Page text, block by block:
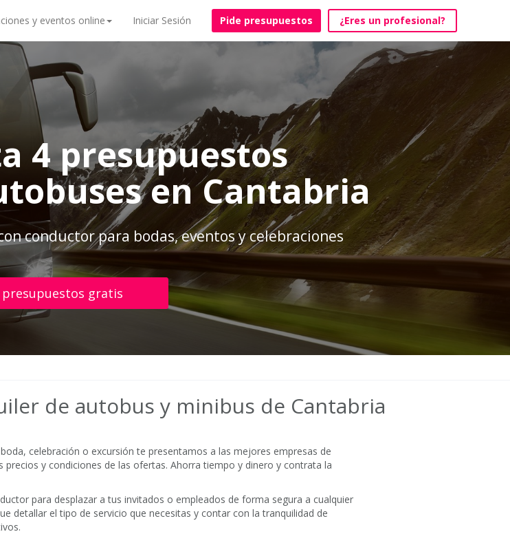
y eventos online Iniciar Sesión Pide presupuestos ¿Eres un profesional?
4 presupuestos
en Cantabria
conductor para bodas, eventos y celebraciones
presupuestos gratis
de autobus y minibus de Cantabria
celebración o excursión te presentamos a las mejores empresas de
y condiciones de las ofertas. Ahorra tiempo y dinero y contrata la
para desplazar a tus invitados o empleados de forma segura a cualquier
detallar el tipo de servicio que necesitas y contar con la tranquilidad de